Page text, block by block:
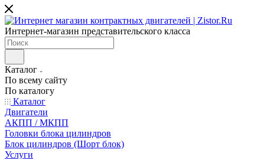
Интернет-магазин представительского класса
Каталог
По всему сайту
По каталогу
Каталог
Двигатели
АКПП / МКПП
Головки блока цилиндров
Блок цилиндров (Шорт блок)
Услуги